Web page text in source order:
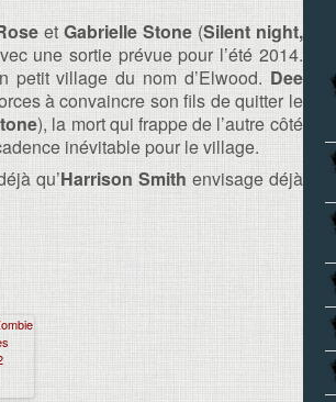
etGabrielle Stone(Silent night,
une sortie prévue pour l’été 2014.
petit village du nom d’Elwood. Dee
à convaincre son fils de quitter le
), la mort qui frappe de l’autre côté
inévitable pour le village.
qu’Harrison Smith envisage déjà